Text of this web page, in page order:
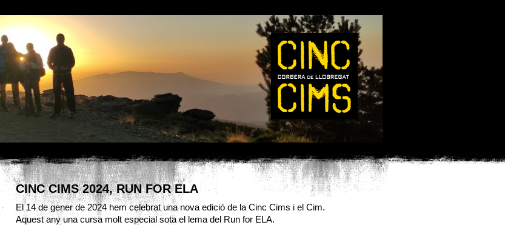
CINC CIMS 2024, RUN FOR ELA
El 14 de gener de 2024 hem celebrat una nova edició de la Cinc Cims i el Cim.
Aquest any una cursa molt especial sota el lema del Run for ELA.